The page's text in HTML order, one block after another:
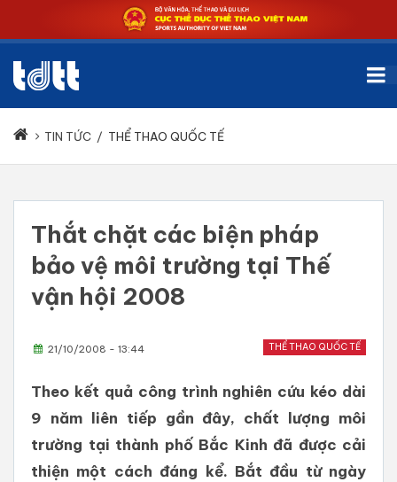
TIN TỨC / THỂ THAO QUỐC TẾ
Thắt chặt các biện pháp
bảo vệ môi trường tại Thế
vận hội 2008
THỂ THAO QUỐC TẾ
21/10/2008 - 13:44
Theo kết quả công trình nghiên cứu kéo dài
9 năm liên tiếp gần đây, chất lượng môi
trường tại thành phố Bắc Kinh đã được cải
thiện một cách đáng kể. Bắt đầu từ ngày